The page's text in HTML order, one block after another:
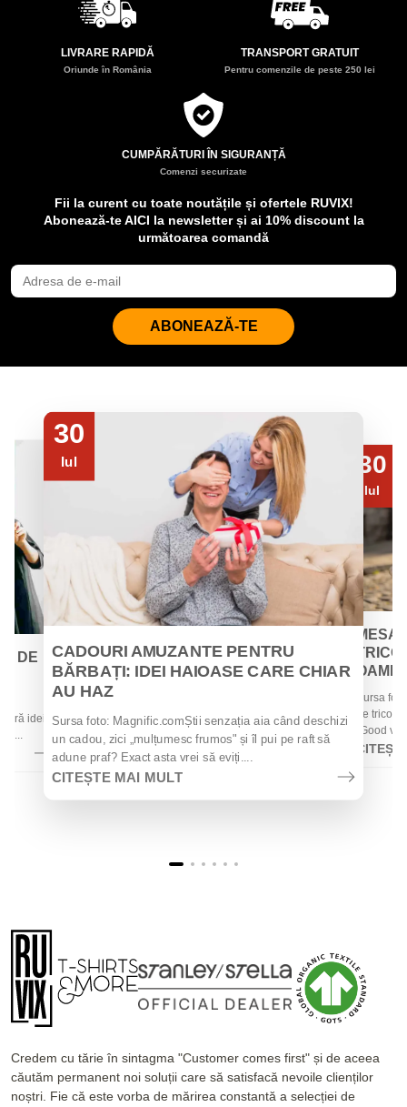
LIVRARE RAPIDĂ
Oriunde în România
TRANSPORT GRATUIT
Pentru comenzile de peste 250 lei
CUMPĂRĂTURI ÎN SIGURANȚĂ
Comenzi securizate
Fii la curent cu toate noutățile și ofertele RUVIX!
Abonează-te AICI la newsletter și ai 10% discount la
următoarea comandă
ABONEAZĂ-TE
DE
idei
la...
30
Iul
CADOURI AMUZANTE PENTRU
BĂRBAȚI: IDEI HAIOASE CARE CHIAR
AU HAZ
Sursa foto: Magnific.comȘtii senzația aia când deschizi
un cadou, zici „mulțumesc frumos" și îl pui pe raft să
adune praf? Exact asta vrei să eviți....
CITEȘTE MAI MULT
30
Iul
Sursa
de
„Good
Credem cu tărie în sintagma "Customer comes first" și de aceea
căutăm permanent noi soluții care să satisfacă nevoile clienților
noștri. Fie că este vorba de mărirea constantă a selecției de